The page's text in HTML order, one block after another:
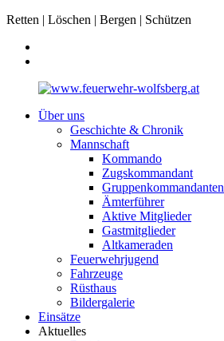
Retten | Löschen | Bergen | Schützen
Über uns
Geschichte & Chronik
Mannschaft
Kommando
Zugskommandant
Gruppenkommandanten
Ämterführer
Aktive Mitglieder
Gastmitglieder
Altkameraden
Feuerwehrjugend
Fahrzeuge
Rüsthaus
Bildergalerie
Einsätze
Aktuelles